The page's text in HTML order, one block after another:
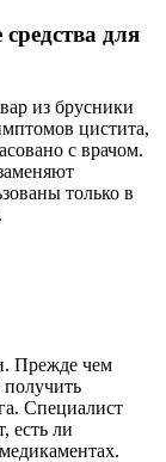
для
из брусники
цистита,
с врачом.
только в
Прежде чем
получить
Специалист
есть ли